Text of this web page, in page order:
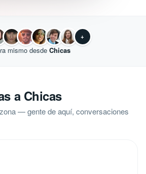
+
mismo desde Chicas
a Chicas
— gente de aquí, conversaciones